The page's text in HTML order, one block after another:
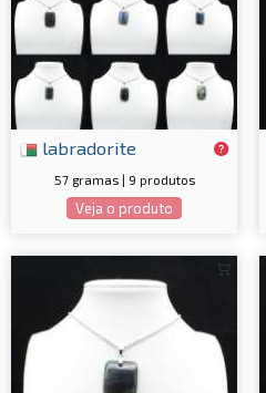
labradorite
57 gramas | 9 produtos
Veja o produto